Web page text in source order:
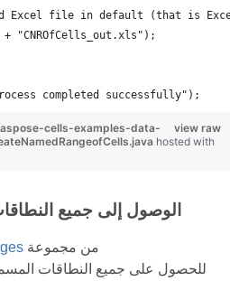
Excel file in default (that is
+ "CNROfCells_out.xls");
completed successfully");
view raw
cells-examples-data-
hosted with
الوصول إلى جميع
من مجموعة